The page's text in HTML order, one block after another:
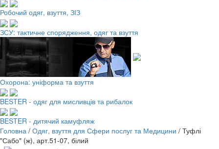
Робочий одяг, взуття, ЗІЗ
ЗСУ: тактичне спорядження, одяг та взуття
Охорона: уніформа та взуття
BESTER - одяг для мисливців та рибалок
BESTER - дитячий камуфляж
Головна / Одяг, взуття для Сфери послуг та Медицини / Туфлі
"Сабо" (ж), арт.51-07, білий